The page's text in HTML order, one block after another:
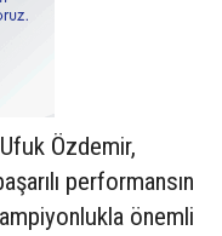
Özdemir,
performansın
önemli